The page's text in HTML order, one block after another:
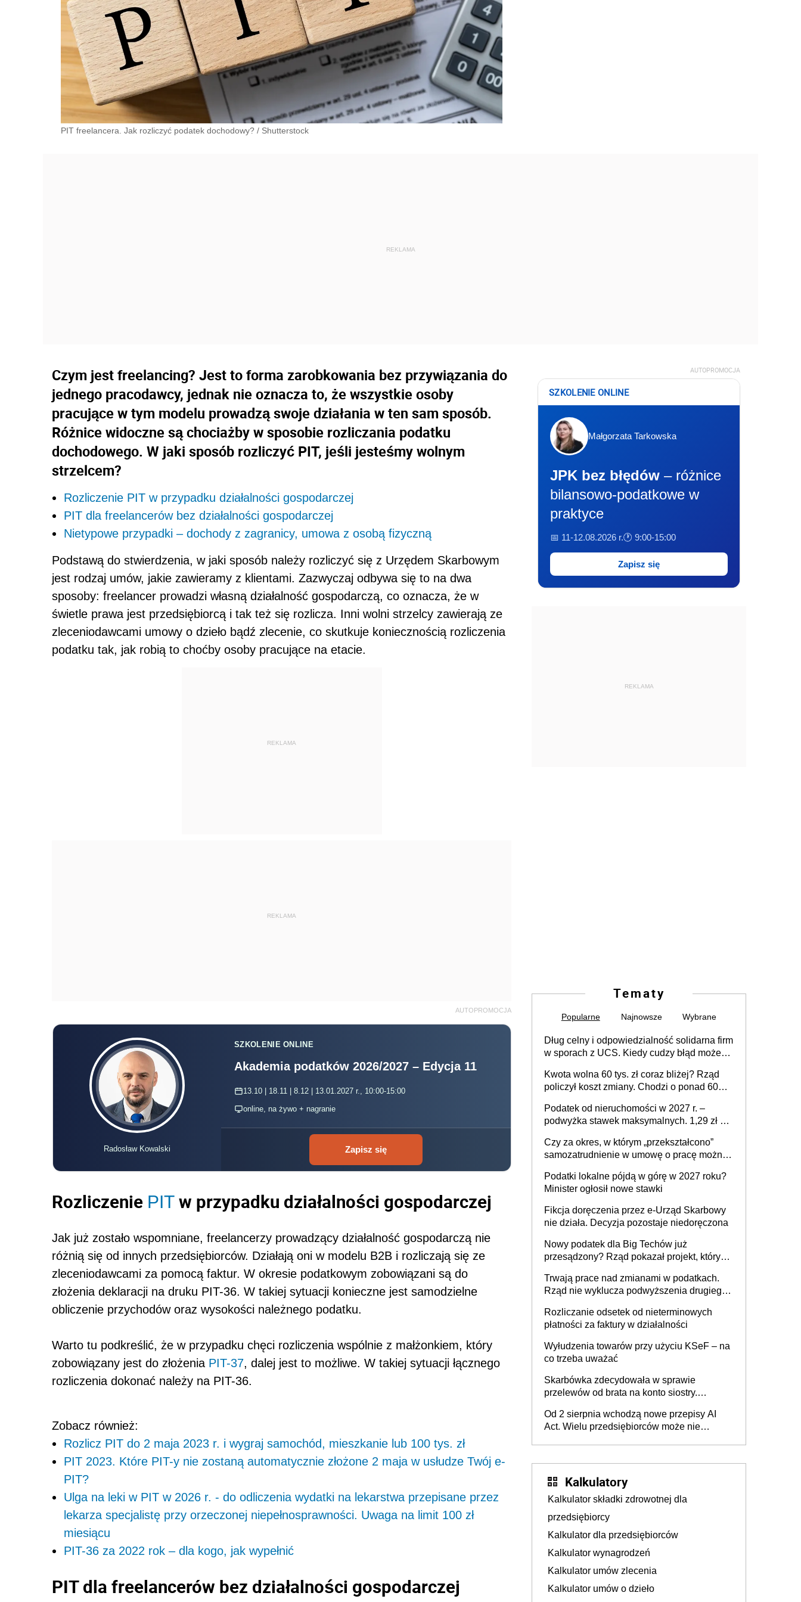
PIT freelancera. Jak rozliczyć podatek dochodowy? / Shutterstock
Czym jest freelancing? Jest to forma zarobkowania bez przywiązania do
jednego pracodawcy, jednak nie oznacza to, że wszystkie osoby
pracujące w tym modelu prowadzą swoje działania w ten sam sposób.
Różnice widoczne są chociażby w sposobie rozliczania podatku
dochodowego. W jaki sposób rozliczyć PIT, jeśli jesteśmy wolnym
strzelcem?
Rozliczenie PIT w przypadku działalności gospodarczej
PIT dla freelancerów bez działalności gospodarczej
Nietypowe przypadki – dochody z zagranicy, umowa z osobą fizyczną
Podstawą do stwierdzenia, w jaki sposób należy rozliczyć się z Urzędem Skarbowym
jest rodzaj umów, jakie zawieramy z klientami. Zazwyczaj odbywa się to na dwa
sposoby: freelancer prowadzi własną działalność gospodarczą, co oznacza, że w
świetle prawa jest przedsiębiorcą i tak też się rozlicza. Inni wolni strzelcy zawierają ze
zleceniodawcami umowy o dzieło bądź zlecenie, co skutkuje koniecznością rozliczenia
podatku tak, jak robią to choćby osoby pracujące na etacie.
REKLAMA
REKLAMA
AUTOPROMOCJA
Radosław Kowalski
SZKOLENIE ONLINE
Akademia podatków 2026/2027 – Edycja 11
13.10 | 18.11 | 8.12 | 13.01.2027 r., 10:00-15:00
online, na żywo + nagranie
Zapisz się
Rozliczenie PIT w przypadku działalności gospodarczej
Jak już zostało wspomniane, freelancerzy prowadzący działalność gospodarczą nie
różnią się od innych przedsiębiorców. Działają oni w modelu B2B i rozliczają się ze
zleceniodawcami za pomocą faktur. W okresie podatkowym zobowiązani są do
złożenia deklaracji na druku PIT-36. W takiej sytuacji konieczne jest samodzielne
obliczenie przychodów oraz wysokości należnego podatku.
Warto tu podkreślić, że w przypadku chęci rozliczenia wspólnie z małżonkiem, który
zobowiązany jest do złożenia PIT-37, dalej jest to możliwe. W takiej sytuacji łącznego
rozliczenia dokonać należy na PIT-36.
Zobacz również:
Rozlicz PIT do 2 maja 2023 r. i wygraj samochód, mieszkanie lub 100 tys. zł
PIT 2023. Które PIT-y nie zostaną automatycznie złożone 2 maja w usłudze Twój e-
PIT?
Ulga na leki w PIT w 2026 r. - do odliczenia wydatki na lekarstwa przepisane przez
lekarza specjalistę przy orzeczonej niepełnosprawności. Uwaga na limit 100 zł
miesiącu
PIT-36 za 2022 rok – dla kogo, jak wypełnić
PIT dla freelancerów bez działalności gospodarczej
AUTOPROMOCJA
SZKOLENIE ONLINE
Małgorzata Tarkowska
JPK bez błędów – różnice
bilansowo-podatkowe w
praktyce
📅 11-12.08.2026 r.🕐 9:00-15:00
Zapisz się
REKLAMA
Tematy
Popularne Najnowsze Wybrane
Dług celny i odpowiedzialność solidarna firm
w sporach z UCS. Kiedy cudzy błąd może
Kwota wolna 60 tys. zł coraz bliżej? Rząd
policzył koszt zmiany. Chodzi o ponad 60
Podatek od nieruchomości w 2027 r. –
podwyżka stawek maksymalnych. 1,29 zł za
budynków i lokali związanych z
prowadzeniem działalności gospodarczej
Czy za okres, w którym „przekształcono”
samozatrudnienie w umowę o pracę można
umowy cywilnoprawnej jedynym
racjonalnym wyjściem
Podatki lokalne pójdą w górę w 2027 roku?
Minister ogłosił nowe stawki
Fikcja doręczenia przez e-Urząd Skarbowy
nie działa. Decyzja pozostaje niedoręczona
Nowy podatek dla Big Techów już
przesądzony? Rząd pokazał projekt, który
Trwają prace nad zmianami w podatkach.
Rząd nie wyklucza podwyższenia drugiego
Rozliczanie odsetek od nieterminowych
płatności za faktury w działalności
Wyłudzenia towarów przy użyciu KSeF – na
co trzeba uważać
Skarbówka zdecydowała w sprawie
przelewów od brata na konto siostry.
darowizna, ale podatku jednak nie będzie
Od 2 sierpnia wchodzą nowe przepisy AI
Act. Wielu przedsiębiorców może nie
Kalkulatory
Kalkulator składki zdrowotnej dla
przedsiębiorcy
Kalkulator dla przedsiębiorców
Kalkulator wynagrodzeń
Kalkulator umów zlecenia
Kalkulator umów o dzieło